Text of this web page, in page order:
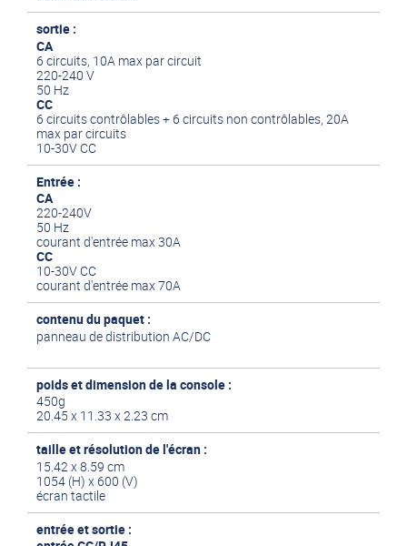
sortie :
CA
6 circuits, 10A max par circuit
220-240 V
50 Hz
CC
6 circuits contrôlables + 6 circuits non contrôlables, 20A
max par circuits
10-30V CC
Entrée :
CA
220-240V
50 Hz
courant d'entrée max 30A
CC
10-30V CC
courant d'entrée max 70A
contenu du paquet :
panneau de distribution AC/DC
poids et dimension de la console :
450g
20.45 x 11.33 x 2.23 cm
taille et résolution de l'écran :
15.42 x 8.59 cm
1054 (H) x 600 (V)
écran tactile
entrée et sortie :